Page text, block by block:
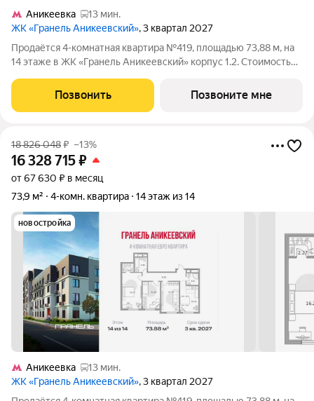
Аникеевка
13 мин.
ЖК «Гранель Аникеевский», 3 квартал 2027
Продаётся 4-комнатная квартира №419, площадью 73,88 м, на
14 этаже в ЖК «Гранель Аникеевский» корпус 1.2. Стоимость
односторонняя, окна во двор. Проект расположился в
экологически чистом районе
Позвонить Позвоните мне
18 826 048₽ –13%
16 328 715₽
от 67 630 ₽ в месяц
73,9 м²
4-комн. квартира 14 этаж из 14
новостройка
Аникеевка
13 мин.
ЖК «Гранель Аникеевский», 3 квартал 2027